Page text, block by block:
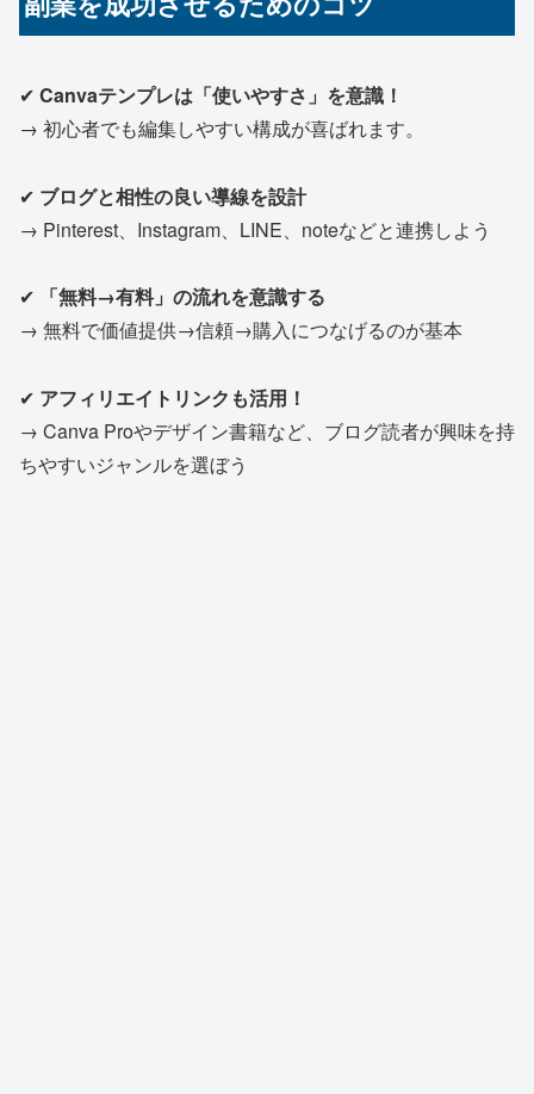
✔ Canvaテンプレは「使いやすさ」を意識！
→ 初心者でも編集しやすい構成が喜ばれます。
✔ ブログと相性の良い導線を設計
→ Pinterest、Instagram、LINE、noteなどと連携しよう
✔
「無料→有料」の流れを意識する
→ 無料で価値提供→信頼→購入につなげるのが基本
✔ アフィリエイトリンクも活用！
→ Canva Proやデザイン書籍など、ブログ読者が興味を持
ちやすいジャンルを選ぼう